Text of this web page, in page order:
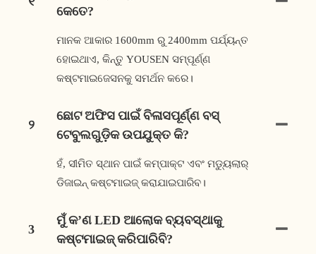
କେତେ?
ମାନକ ଆକାର 1600mm ରୁ 2400mm ପର୍ଯ୍ୟନ୍ତ
ହୋଇଥାଏ, କିନ୍ତୁ YOUSEN ସମ୍ପୂର୍ଣ୍ଣ
କଷ୍ଟମାଇଜେସନକୁ ସମର୍ଥନ କରେ।
୨
ଛୋଟ ଅଫିସ ପାଇଁ ବିଳାସପୂର୍ଣ୍ଣ ବସ୍
ଟେବୁଲଗୁଡ଼ିକ ଉପଯୁକ୍ତ କି?
ହଁ, ସୀମିତ ସ୍ଥାନ ପାଇଁ କମ୍ପାକ୍ଟ ଏବଂ ମଡ୍ୟୁଲାର୍
ଡିଜାଇନ୍ କଷ୍ଟମାଇଜ୍ କରାଯାଇପାରିବ।
3
ମୁଁ କ’ଣ LED ଆଲୋକ ବ୍ୟବସ୍ଥାକୁ
କଷ୍ଟମାଇଜ୍ କରିପାରିବି?